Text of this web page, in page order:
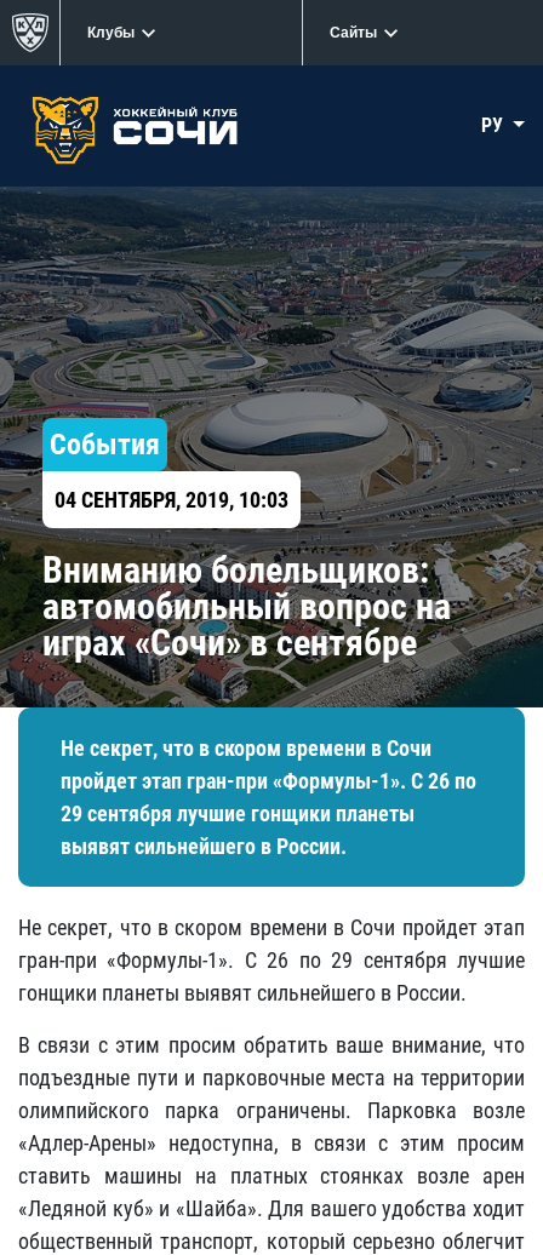
Клубы Сайты
РУ
События
04 СЕНТЯБРЯ, 2019, 10:03
Вниманию болельщиков:
автомобильный вопрос на
играх «Сочи» в сентябре
Не секрет, что в скором времени в Сочи
пройдет этап гран-при «Формулы-1». С 26 по
29 сентября лучшие гонщики планеты
выявят сильнейшего в России.
Не секрет, что в скором времени в Сочи пройдет этап
гран-при «Формулы-1». С 26 по 29 сентября лучшие
гонщики планеты выявят сильнейшего в России.
В связи с этим просим обратить ваше внимание, что
подъездные пути и парковочные места на территории
олимпийского парка ограничены. Парковка возле
«Адлер-Арены» недоступна, в связи с этим просим
ставить машины на платных стоянках возле арен
«Ледяной куб» и «Шайба».Для вашего удобства ходит
общественный транспорт, который серьезно облегчит